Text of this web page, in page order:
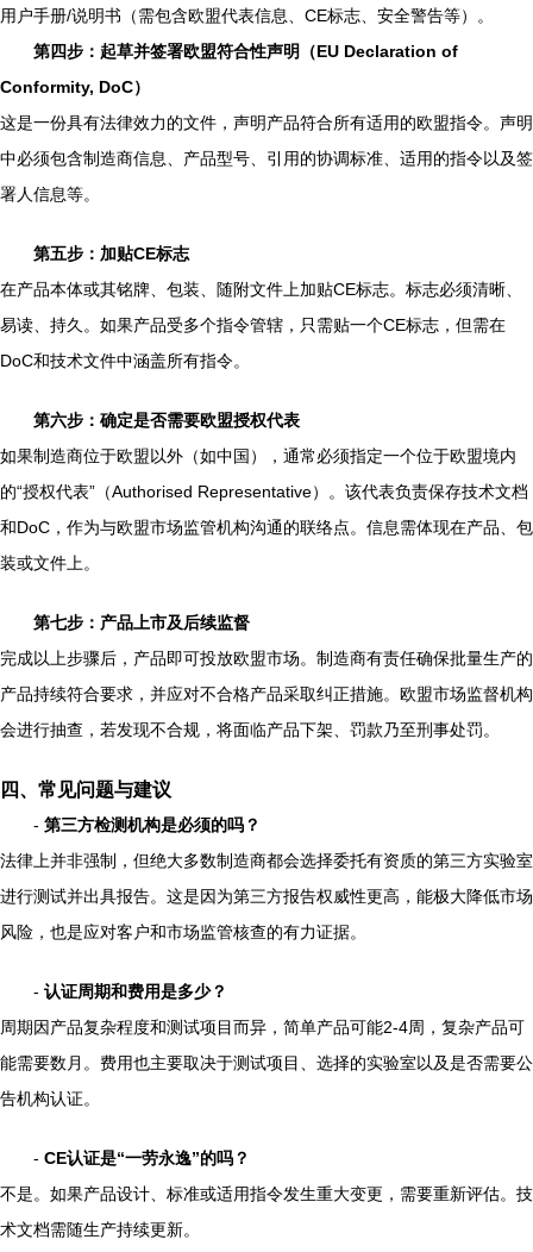
用户手册/说明书（需包含欧盟代表信息、CE标志、安全警告等）。
第四步：起草并签署欧盟符合性声明（EU Declaration of
Conformity, DoC）
这是一份具有法律效力的文件，声明产品符合所有适用的欧盟指令。声明
中必须包含制造商信息、产品型号、引用的协调标准、适用的指令以及签
署人信息等。
第五步：加贴CE标志
在产品本体或其铭牌、包装、随附文件上加贴CE标志。标志必须清晰、
易读、持久。如果产品受多个指令管辖，只需贴一个CE标志，但需在
DoC和技术文件中涵盖所有指令。
第六步：确定是否需要欧盟授权代表
如果制造商位于欧盟以外（如中国），通常必须指定一个位于欧盟境内
的“授权代表”（Authorised Representative）。该代表负责保存技术文档
和DoC，作为与欧盟市场监管机构沟通的联络点。信息需体现在产品、包
装或文件上。
第七步：产品上市及后续监督
完成以上步骤后，产品即可投放欧盟市场。制造商有责任确保批量生产的
产品持续符合要求，并应对不合格产品采取纠正措施。欧盟市场监督机构
会进行抽查，若发现不合规，将面临产品下架、罚款乃至刑事处罚。
四、常见问题与建议
- 第三方检测机构是必须的吗？
法律上并非强制，但绝大多数制造商都会选择委托有资质的第三方实验室
进行测试并出具报告。这是因为第三方报告权威性更高，能极大降低市场
风险，也是应对客户和市场监管核查的有力证据。
- 认证周期和费用是多少？
周期因产品复杂程度和测试项目而异，简单产品可能2-4周，复杂产品可
能需要数月。费用也主要取决于测试项目、选择的实验室以及是否需要公
告机构认证。
- CE认证是“一劳永逸”的吗？
不是。如果产品设计、标准或适用指令发生重大变更，需要重新评估。技
术文档需随生产持续更新。